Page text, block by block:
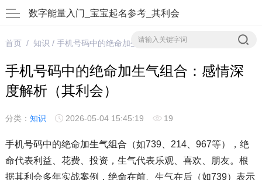
数字能量入门_宝宝起名参考_其利会
首页/ 知识 / 手机号码中的绝命加生气组合：感情深度解析（其利会）
手机号码中的绝命加生气组合：感情深
度解析（其利会）
分类： 知识 2026-05-04 15:45:19 19
手机号码中的绝命加生气组合（如739、214、967等），绝
命代表利益、花费、投资，生气代表乐观、喜欢、朋友。根
据其利会多年实战案例，绝命在前、生气在后（如739）表示